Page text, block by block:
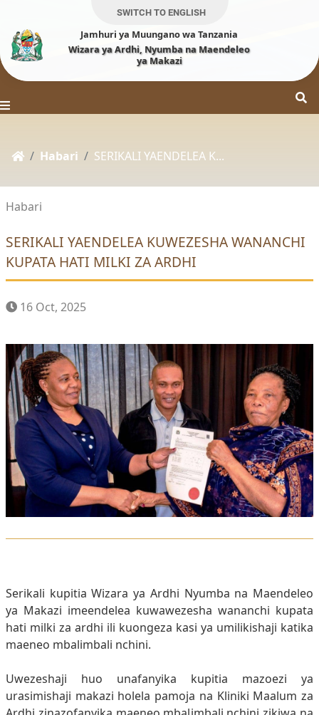
SWITCH TO ENGLISH
Jamhuri ya Muungano wa Tanzania
Wizara ya Ardhi, Nyumba na Maendeleo
ya Makazi
Habari SERIKALI YAENDELEA K...
Habari
SERIKALI YAENDELEA KUWEZESHA WANANCHI
KUPATA HATI MILKI ZA ARDHI
16 Oct, 2025
Serikali kupitia Wizara ya Ardhi Nyumba na Maendeleo
ya Makazi imeendelea kuwawezesha wananchi kupata
hati milki za ardhi ili kuongeza kasi ya umilikishaji katika
maeneo mbalimbali nchini.
Uwezeshaji huo unafanyika kupitia mazoezi ya
urasimishaji makazi holela pamoja na Kliniki Maalum za